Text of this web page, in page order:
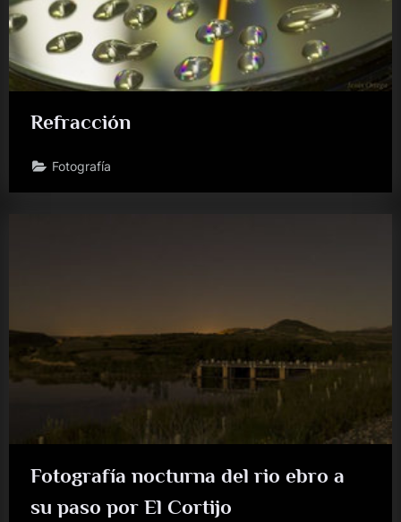
Refracción
Fotografía
Fotografía nocturna del rio ebro a
su paso por El Cortijo